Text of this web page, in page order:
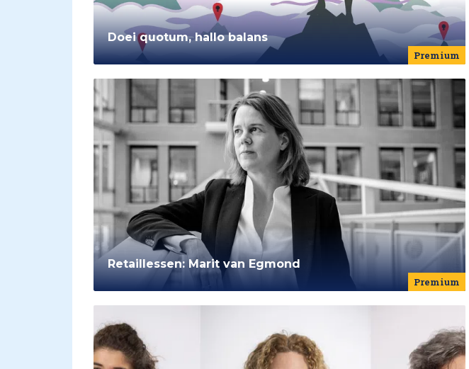
Premium
Doei quotum, hallo balans
Premium
Retaillessen: Marit van Egmond